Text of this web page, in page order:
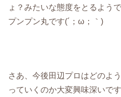
ょ？みたいな態度をとるよう
プンプン丸です(´；ω；｀)
さあ、今後田辺プロはどのよ
っていくのか大変興味深いです